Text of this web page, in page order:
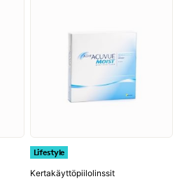
Lifestyle
Kertakäyttöpiilolinssit